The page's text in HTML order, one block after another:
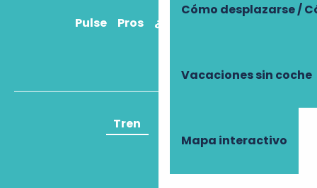
Cómo desplazarse /
Vacaciones sin coche
Mapa interactivo
Pulse Pros ¿Cómo llegar?
Tren